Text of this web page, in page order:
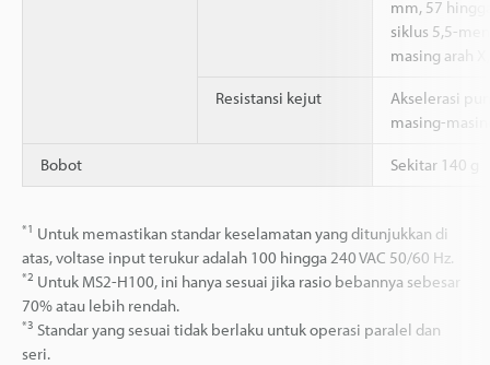
mm, 57
siklus 5,5-
masing arah
Resistansi kejut
Akselerasi
masing-
Bobot Sekitar 140 g
*1 Untuk memastikan standar keselamatan yang ditunjukkan di
atas, voltase input terukur adalah 100 hingga 240 VAC 50/60 Hz.
*2 Untuk MS2-H100, ini hanya sesuai jika rasio bebannya sebesar
70% atau lebih rendah.
*3 Standar yang sesuai tidak berlaku untuk operasi paralel dan
seri.